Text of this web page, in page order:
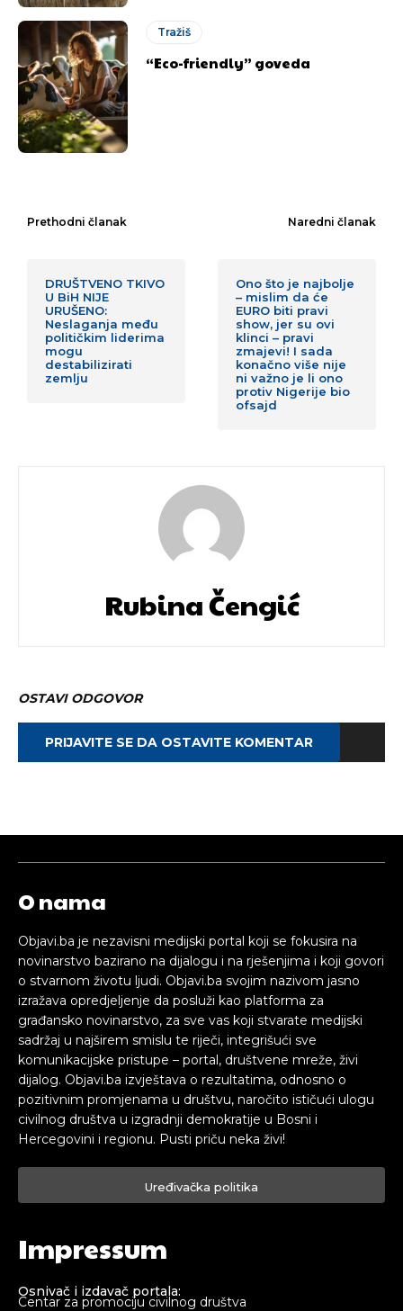
Tražiš
“Eco-friendly” goveda
Prethodni članak
DRUŠTVENO TKIVO
U BiH NIJE
URUŠENO:
Neslaganja među
političkim liderima
mogu
destabilizirati
zemlju
Naredni članak
Ono što je najbolje
– mislim da će
EURO biti pravi
show, jer su ovi
klinci – pravi
zmajevi! I sada
konačno više nije
ni važno je li ono
protiv Nigerije bio
ofsajd
Rubina Čengić
OSTAVI ODGOVOR
PRIJAVITE SE DA OSTAVITE KOMENTAR
O nama
Objavi.ba je nezavisni medijski portal koji se fokusira na
novinarstvo bazirano na dijalogu i na rješenjima i koji govori
o stvarnom životu ljudi. Objavi.ba svojim nazivom jasno
izražava opredjeljenje da posluži kao platforma za
građansko novinarstvo, za sve vas koji stvarate medijski
sadržaj u najširem smislu te riječi, integrišući sve
komunikacijske pristupe – portal, društvene mreže, živi
dijalog. Objavi.ba izvještava o rezultatima, odnosno o
pozitivnim promjenama u društvu, naročito ističući ulogu
civilnog društva u izgradnji demokratije u Bosni i
Hercegovini i regionu. Pusti priču neka živi!
Uređivačka politika
Impressum
Osnivač i izdavač portala:
Centar za promociju civilnog društva